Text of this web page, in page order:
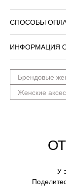
СПОСОБЫ
ИНФОРМАЦИЯ
Брендовые
Женские
У